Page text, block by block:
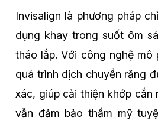
Invisalign là phương pháp
dụng khay trong suốt ôm
tháo lắp. Với công nghệ mô
quá trình dịch chuyển răng
xác, giúp cải thiện khớp cắn
vẫn đảm bảo thẩm mỹ